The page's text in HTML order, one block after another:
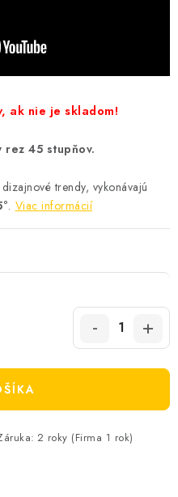
ak nie je skladom!
45 stupňov.
trendy, vykonávajú
. Viac informácií
: 2 roky (Firma 1 rok)